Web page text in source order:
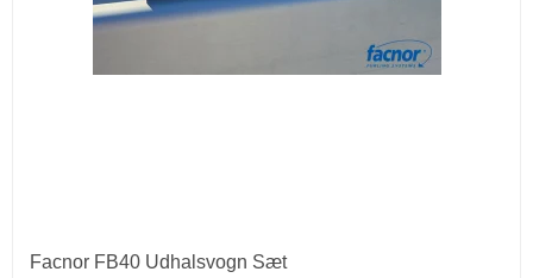
Facnor FB40 Udhalsvogn Sæt